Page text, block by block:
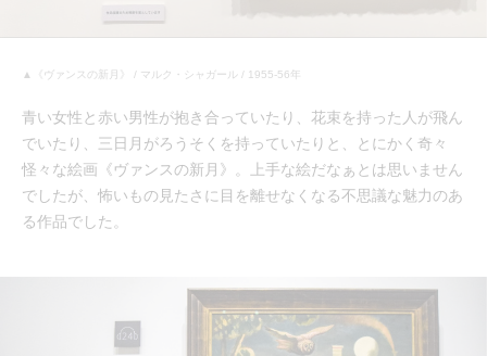
▲《ヴァンスの新月》 / マルク・シャガール / 1955-56年
青い女性と赤い男性が抱き合っていたり、花束を持った人が飛ん
でいたり、三日月がろうそくを持っていたりと、とにかく奇々
怪々な絵画《ヴァンスの新月》。上手な絵だなぁとは思いません
でしたが、怖いもの見たさに目を離せなくなる不思議な魅力のあ
る作品でした。